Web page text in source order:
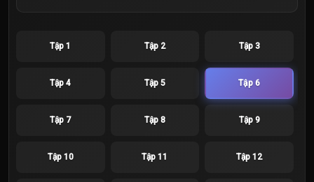
Tập 1 Tập 2 Tập 3
Tập 4 Tập 5 Tập 6
Tập 7 Tập 8 Tập 9
Tập 10 Tập 11 Tập 12